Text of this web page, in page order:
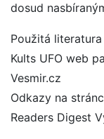
dosud
Použitá
Kults UFO web
Vesmir.cz
Odkazy na
Readers Digest